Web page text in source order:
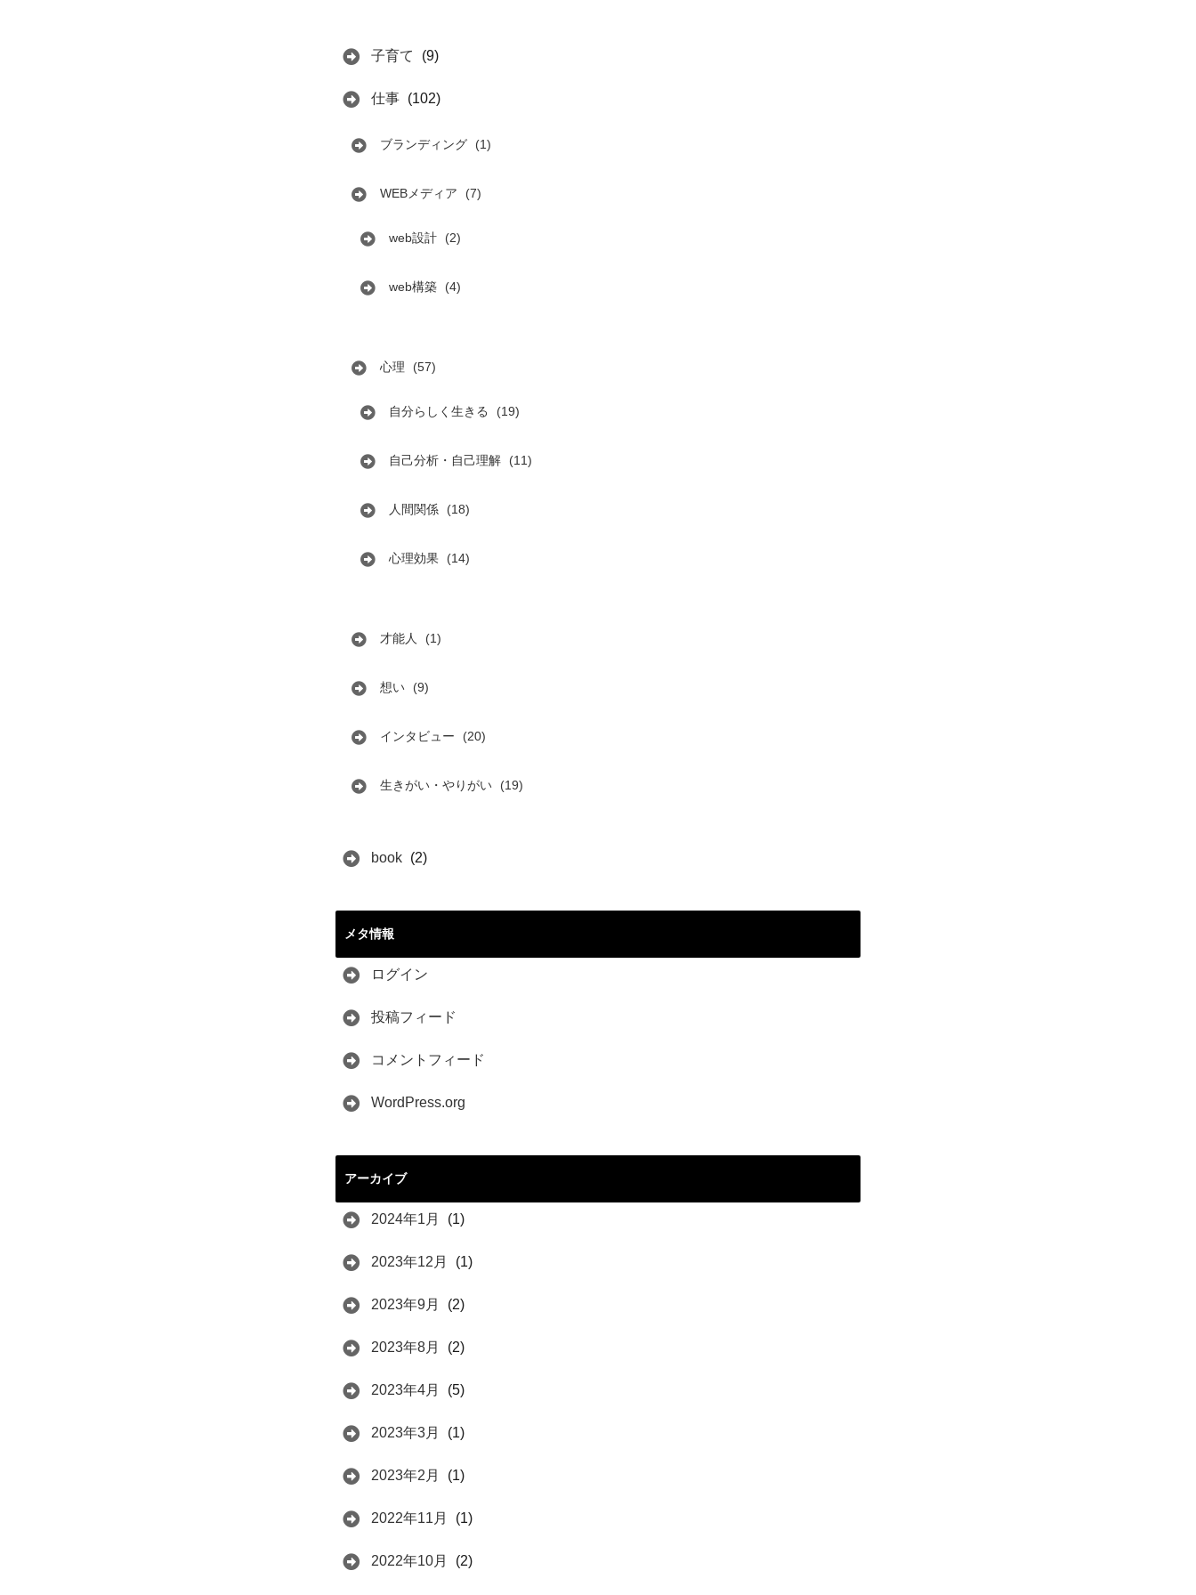
子育て (9)
仕事 (102)
ブランディング (1)
WEBメディア (7)
web設計 (2)
web構築 (4)
心理 (57)
自分らしく生きる (19)
自己分析・自己理解 (11)
人間関係 (18)
心理効果 (14)
才能人 (1)
想い (9)
インタビュー (20)
生きがい・やりがい (19)
book (2)
メタ情報
ログイン
投稿フィード
コメントフィード
WordPress.org
アーカイブ
2024年1月 (1)
2023年12月 (1)
2023年9月 (2)
2023年8月 (2)
2023年4月 (5)
2023年3月 (1)
2023年2月 (1)
2022年11月 (1)
2022年10月 (2)